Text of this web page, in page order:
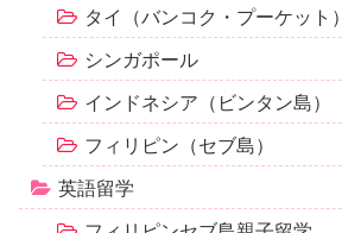
タイ（バンコク・プーケット）
シンガポール
インドネシア（ビンタン島）
フィリピン（セブ島）
英語留学